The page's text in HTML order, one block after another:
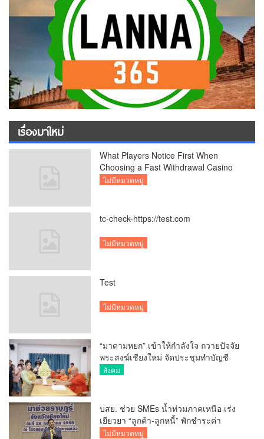
เรื่องมาใหม่
What Players Notice First When
Choosing a Fast Withdrawal Casino
UK
ไม่มีหมวดหมู่
tc-check-https://test.com
ไม่มีหมวดหมู่
Test
ไม่มีหมวดหมู่
“มาดามหยก” เข้าให้กำลังใจ ถวายปัจจัย
พระสงฆ์เชียงใหม่ จัดประชุมทำบัญชี
รายรับรายจ่ายของวัด กว่า 300 รูป ที่วัด
สังคม
บสย. ช่วย SMEs น้ำท่วมภาคเหนือ เร่ง
เยียวยา “ลูกค้า-ลูกหนี้” พักชำระค่า
ธรรมเนียม-ค่างวด
ไม่มีหมวดหมู่